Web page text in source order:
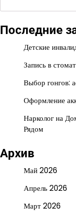
Последние
Детские
Запись в
Выбор гонгов:
Оформление
Нарколог на
Рядом
Архив
Май 2026
Апрель 2026
Март 2026